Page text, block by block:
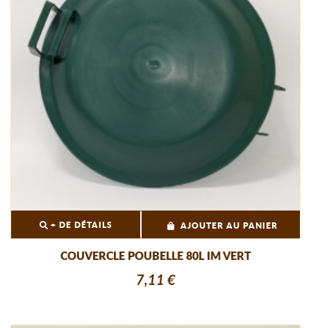
+ DE DÉTAILS AJOUTER AU PANIER
COUVERCLE POUBELLE 80L IM VERT
7,11 €